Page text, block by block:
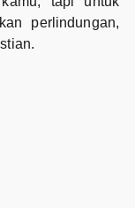
perlindungan,